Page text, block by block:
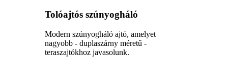
Tolóajtós szúnyogháló
Modern szúnyogháló ajtó, amelyet
nagyobb - duplaszárny méretű -
teraszajtókhoz javasolunk.